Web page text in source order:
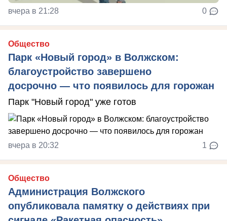
вчера в 21:28 0
Общество
Парк «Новый город» в Волжском:
благоустройство завершено
досрочно — что появилось для горожан
Парк "Новый город" уже готов
вчера в 20:32 1
Общество
Администрация Волжского
опубликовала памятку о действиях при